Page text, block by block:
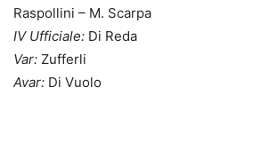
Raspollini – M. Scarpa
IV Ufficiale: Di Reda
Var: Zufferli
Avar: Di Vuolo